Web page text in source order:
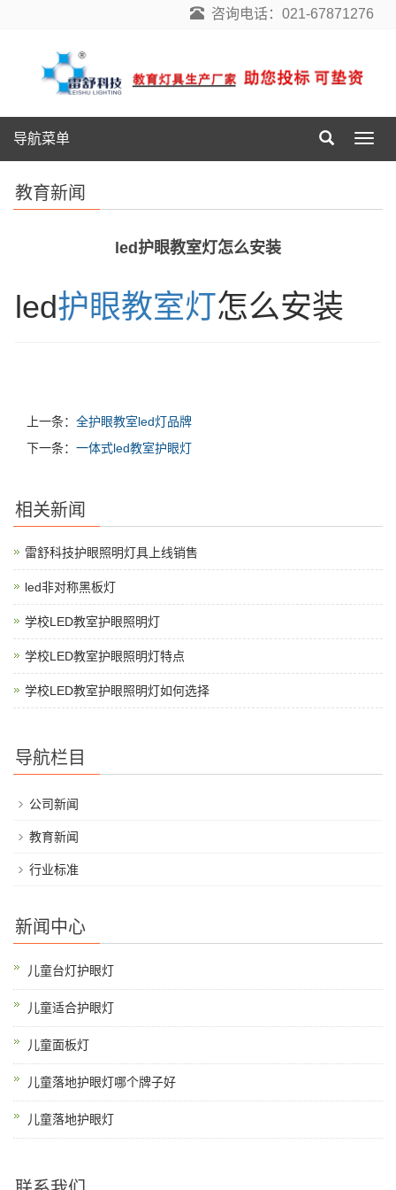
咨询电话：021-67871276
导
航
导航菜单
教育新闻
led护眼教室灯怎么安装
led护眼教室灯怎么安装
上一条： 全护眼教室led灯品牌
下一条： 一体式led教室护眼灯
相关新闻
雷舒科技护眼照明灯具上线销售
led非对称黑板灯
学校LED教室护眼照明灯
学校LED教室护眼照明灯特点
学校LED教室护眼照明灯如何选择
导航栏目
公司新闻
教育新闻
行业标准
新闻中心
儿童台灯护眼灯
儿童适合护眼灯
儿童面板灯
儿童落地护眼灯哪个牌子好
儿童落地护眼灯